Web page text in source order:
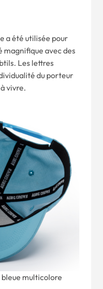
a été utilisée pour
magnifique avec des
Les lettres
du porteur
vivre.
multicolore